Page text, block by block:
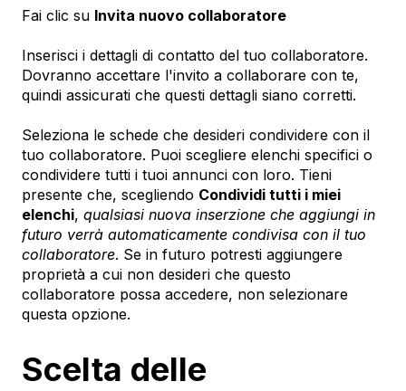
Fai clic su Invita nuovo collaboratore
Inserisci i dettagli di contatto del tuo collaboratore.
Dovranno accettare l'invito a collaborare con te,
quindi assicurati che questi dettagli siano corretti.
Seleziona le schede che desideri condividere con il
tuo collaboratore. Puoi scegliere elenchi specifici o
condividere tutti i tuoi annunci con loro. Tieni
presente che, scegliendo Condividi tutti i miei
elenchi, qualsiasi nuova inserzione che aggiungi in
futuro verrà automaticamente condivisa con il tuo
collaboratore. Se in futuro potresti aggiungere
proprietà a cui non desideri che questo
collaboratore possa accedere, non selezionare
questa opzione.
Scelta delle